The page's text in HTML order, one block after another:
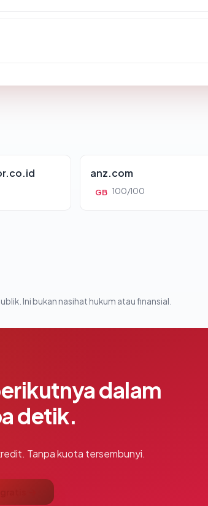
anz.com
GB 100/100
Ini bukan nasihat hukum atau finansial.
dalam
detik.
Tanpa kuota tersembunyi.
→